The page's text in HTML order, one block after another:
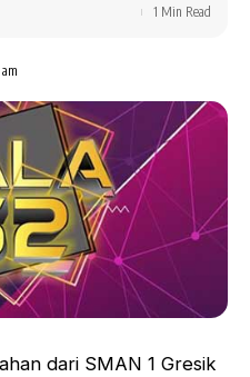
1 Min Read
dari SMAN 1 Gresik